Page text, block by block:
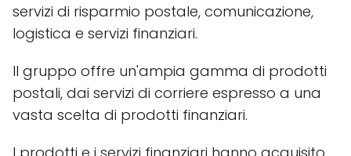
servizi di risparmio postale, comunicazione,
logistica e servizi finanziari.
Il gruppo offre un'ampia gamma di prodotti
postali, dai servizi di corriere espresso a una
vasta scelta di prodotti finanziari.